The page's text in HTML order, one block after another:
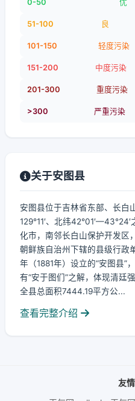
0-50 优
51-100 良
101-150 轻度污染
151-200 中度污染
201-300 重度污染
>300 严重污染
关于安图县
安图县位于吉林省东部、长白
129°11′、北纬
化市，南邻长白山保护开发区
朝鲜族自治州下辖的县级行政
年（1881年）设立的“安图县”
有“安于图们”之解，体现清廷
全县总面积7444.19平方公...
查看完整介绍
友